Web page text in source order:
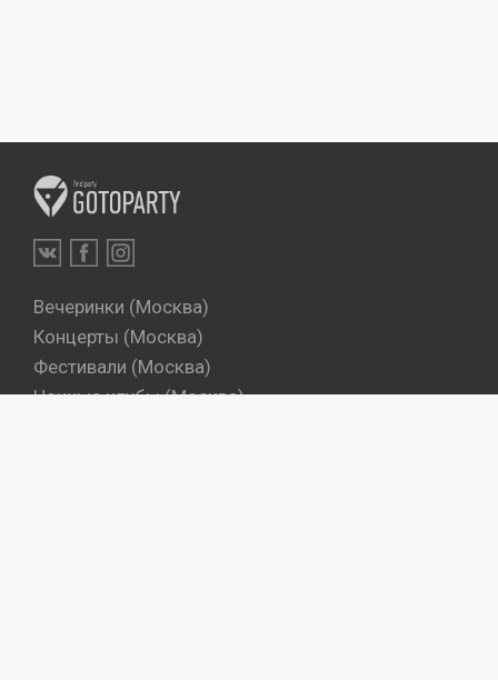
Вечеринки (Москва)
Концерты (Москва)
Фестивали (Москва)
Ночные клубы (Москва)